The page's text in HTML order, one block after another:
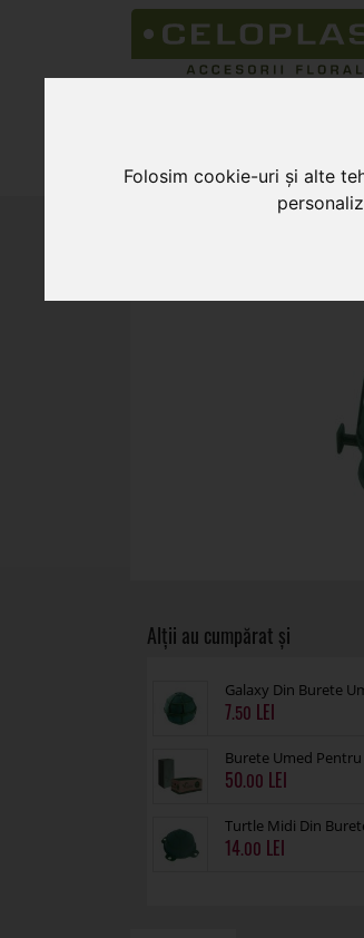
Folosim cookie-uri și alte
Burete pentru
Galaxy Din Burete
7.50
Burete Umed Pentru
50.00
Turtle Midi Din
14.00